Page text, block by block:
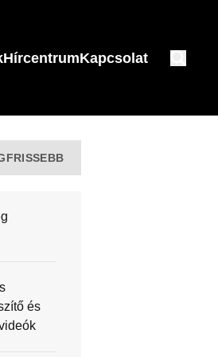
HírcentrumKapcsolat
és